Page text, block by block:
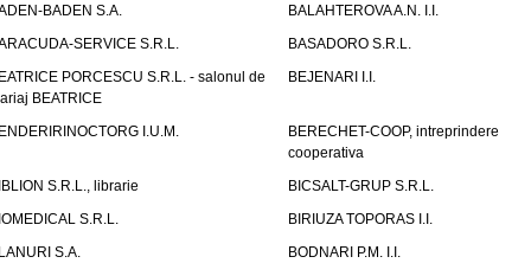
BADEN S.A.
BALAHTEROVA A.N. I.I.
SERVICE S.R.L.
BASADORO S.R.L.
PORCESCU S.R.L. - salonul de
BEATRICE
BEJENARI I.I.
I.U.M.
BERECHET-COOP, intreprindere
cooperativa
S.R.L., librarie
BICSALT-GRUP S.R.L.
S.R.L.
BIRIUZA TOPORAS I.I.
S.A.
BODNARI P.M. I.I.